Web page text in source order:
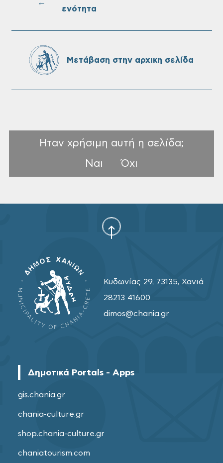
Πίνακες Κατάταξης & Βαθμολογίας,
Δήμου Χανίων
←
ενότητα
Μετάβαση στην αρχικη σελίδα
Ηταν χρήσιμη αυτή η σελίδα;
Ναι
Όχι
Κυδωνίας 29, 73135, Χανιά
28213 41600
dimos@chania.gr
Δημοτικά Portals - Apps
gis.chania.gr
chania-culture.gr
shop.chania-culture.gr
chaniatourism.com